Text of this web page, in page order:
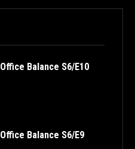
Office Balance S6/E10
Office Balance S6/E9